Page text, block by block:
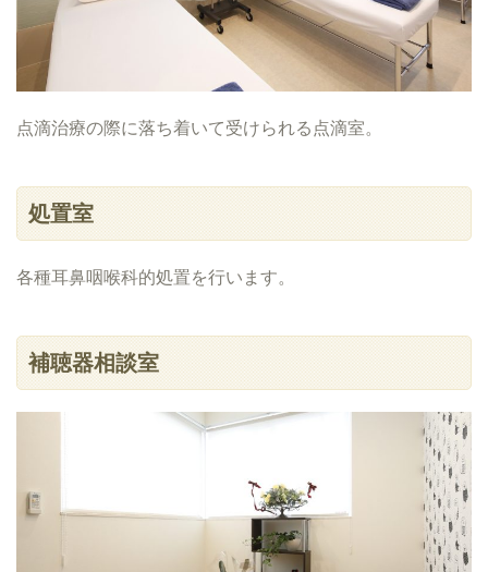
点滴治療の際に落ち着いて受けられる点滴室。
処置室
各種耳鼻咽喉科的処置を行います。
補聴器相談室